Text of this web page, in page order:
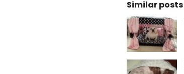
Similar posts